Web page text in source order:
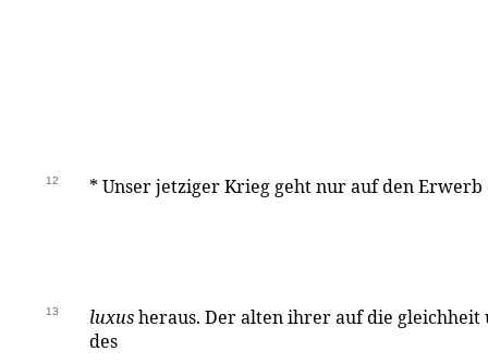
12 * Unser jetziger Krieg geht nur auf den Erwerb
13 luxusheraus. Der alten ihrer auf die gleichheit
des